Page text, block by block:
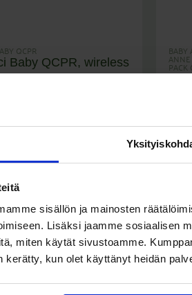
sisällön ja mainosten
Lisäksi jaamme sosiaalisen
miten käytät sivustoamme.
kerätty, kun olet käyttänyt heidän
QCPR
Baby QCPR, wireless
BABY
PACK
kpl